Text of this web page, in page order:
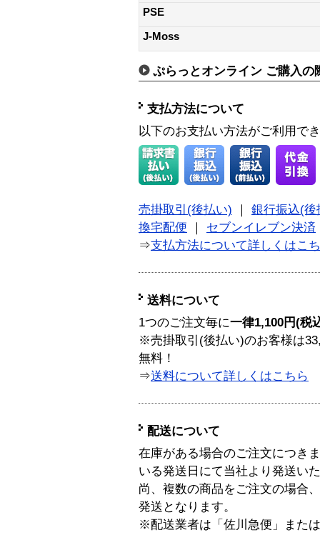
PSE
J-Moss
ぷらっとオンライン ご購入の
支払方法について
以下のお支払い方法がご利用で
売掛取引(後払い)
銀行振込(後
換宅配便
セブンイレブン決済
⇒支払方法について詳しくはこ
送料について
1つのご注文毎に一律1,100円(税
※売掛取引(後払い)のお客様は
無料！
⇒送料について詳しくはこちら
配送について
在庫がある場合のご注文につき
いる発送日にて当社より発送い
尚、複数の商品をご注文の場合
発送となります。
※配送業者は「佐川急便」また